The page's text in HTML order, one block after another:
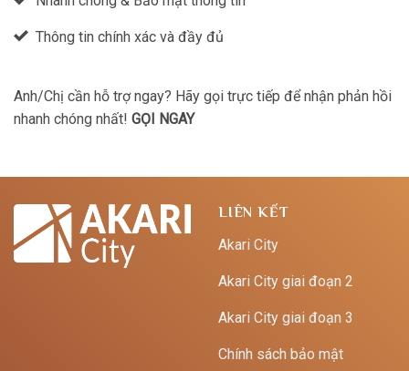
Thông tin chính xác và đầy đủ
Anh/Chị cần hỗ trợ ngay? Hãy gọi trực tiếp để nhận phản hồi
nhanh chóng nhất! GỌI NGAY
LIÊN KẾT
Akari City
Akari City giai đoạn 2
Akari City giai đoạn 3
Chính sách bảo mật